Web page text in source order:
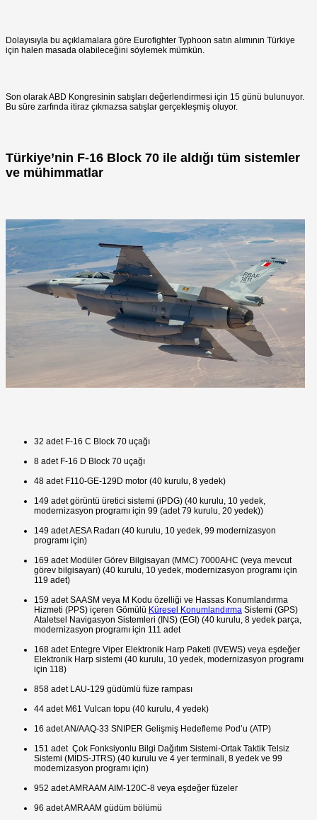
Dolayısıyla bu açıklamalara göre Eurofighter Typhoon satın alımının Türkiye
için halen masada olabileceğini söylemek mümkün.
Son olarak ABD Kongresinin satışları değerlendirmesi için 15 günü bulunuyor.
Bu süre zarfında itiraz çıkmazsa satışlar gerçekleşmiş oluyor.
Türkiye’nin F-16 Block 70 ile aldığı tüm sistemler
ve mühimmatlar
32 adet F-16 C Block 70 uçağı
8 adet F-16 D Block 70 uçağı
48 adet F110-GE-129D motor (40 kurulu, 8 yedek)
149 adet görüntü üretici sistemi (iPDG) (40 kurulu, 10 yedek,
modernizasyon programı için 99 (adet 79 kurulu, 20 yedek))
149 adet AESA Radarı (40 kurulu, 10 yedek, 99 modernizasyon
programı için)
169 adet Modüler Görev Bilgisayarı (MMC) 7000AHC (veya mevcut
görev bilgisayarı) (40 kurulu, 10 yedek, modernizasyon programı için
119 adet)
159 adet SAASM veya M Kodu özelliği ve Hassas Konumlandırma
Hizmeti (PPS) içeren Gömülü Küresel Konumlandırma Sistemi (GPS)
Ataletsel Navigasyon Sistemleri (INS) (EGI) (40 kurulu, 8 yedek parça,
modernizasyon programı için 111 adet
168 adet Entegre Viper Elektronik Harp Paketi (IVEWS) veya eşdeğer
Elektronik Harp sistemi (40 kurulu, 10 yedek, modernizasyon programı
için 118)
858 adet LAU-129 güdümlü füze rampası
44 adet M61 Vulcan topu (40 kurulu, 4 yedek)
16 adet AN/AAQ-33 SNIPER Gelişmiş Hedefleme Pod’u (ATP)
151 adet Çok Fonksiyonlu Bilgi Dağıtım Sistemi-Ortak Taktik Telsiz
Sistemi (MIDS-JTRS) (40 kurulu ve 4 yer terminali, 8 yedek ve 99
modernizasyon programı için)
952 adet AMRAAM AIM-120C-8 veya eşdeğer füzeler
96 adet AMRAAM güdüm bölümü